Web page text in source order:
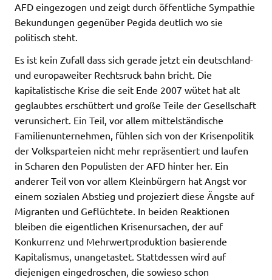
AFD eingezogen und zeigt durch öffentliche Sympathie
Bekundungen gegenüber Pegida deutlich wo sie
politisch steht.
Es ist kein Zufall dass sich gerade jetzt ein deutschland-
und europaweiter Rechtsruck bahn bricht. Die
kapitalistische Krise die seit Ende 2007 wütet hat alt
geglaubtes erschüttert und große Teile der Gesellschaft
verunsichert. Ein Teil, vor allem mittelständische
Familienunternehmen, fühlen sich von der Krisenpolitik
der Volksparteien nicht mehr repräsentiert und laufen
in Scharen den Populisten der AFD hinter her. Ein
anderer Teil von vor allem Kleinbürgern hat Angst vor
einem sozialen Abstieg und projeziert diese Ängste auf
Migranten und Geflüchtete. In beiden Reaktionen
bleiben die eigentlichen Krisenursachen, der auf
Konkurrenz und Mehrwertproduktion basierende
Kapitalismus, unangetastet. Stattdessen wird auf
diejenigen eingedroschen, die sowieso schon